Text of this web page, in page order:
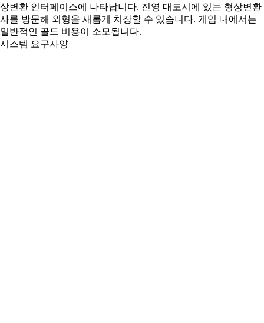
상변환 인터페이스에 나타납니다. 진영 대도시에 있는 형상변환
사를 방문해 외형을 새롭게 치장할 수 있습니다. 게임 내에서는
일반적인 골드 비용이 소모됩니다.
시스템 요구사양